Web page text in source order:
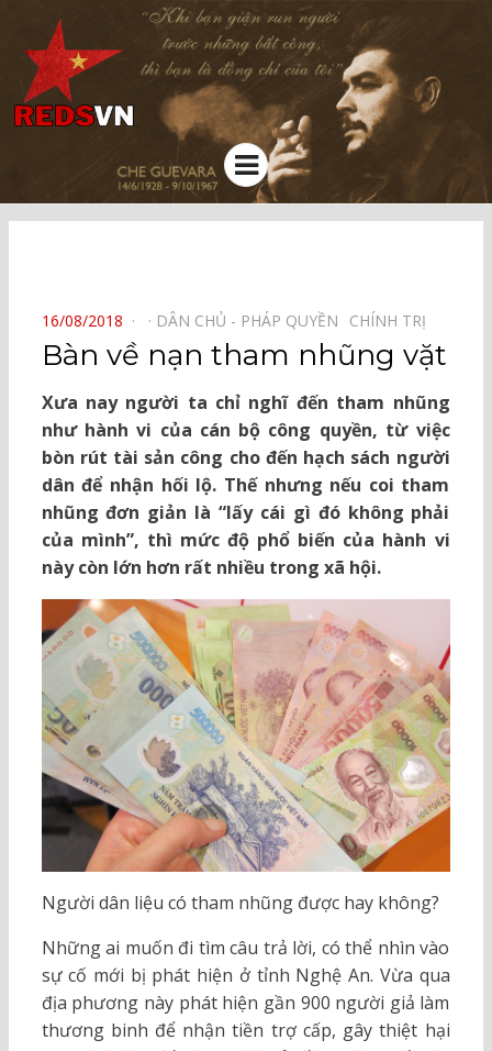
Kênh chia sẻ tri thức cộng đồng
Menu
POSTED
ON
16/08/2018 DÂN CHỦ - PHÁP QUYỀN⠀ CHÍNH TRỊ⠀
Bàn về nạn tham nhũng vặt
Xưa nay người ta chỉ nghĩ đến tham nhũng
như hành vi của cán bộ công quyền, từ việc
bòn rút tài sản công cho đến hạch sách người
dân để nhận hối lộ. Thế nhưng nếu coi tham
nhũng đơn giản là “lấy cái gì đó không phải
của mình”, thì mức độ phổ biến của hành vi
này còn lớn hơn rất nhiều trong xã hội.
Người dân liệu có tham nhũng được hay không?
Những ai muốn đi tìm câu trả lời, có thể nhìn vào
sự cố mới bị phát hiện ở tỉnh Nghệ An. Vừa qua
địa phương này phát hiện gần 900 người giả làm
thương binh để nhận tiền trợ cấp, gây thiệt hại